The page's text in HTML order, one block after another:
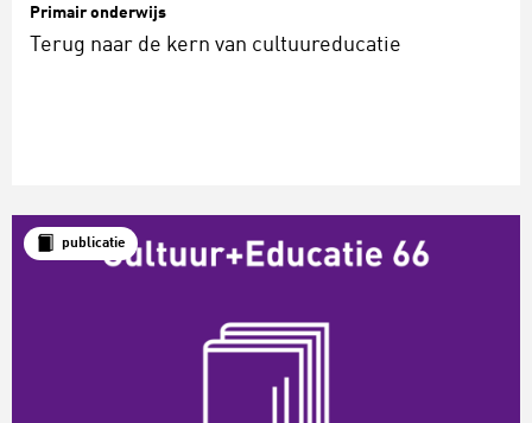
Primair onderwijs
Terug naar de kern van cultuureducatie
publicatie